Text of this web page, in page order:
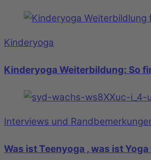
Kinderyoga
Kinderyoga Weiterbildung: So
Interviews und
Was ist Teenyoga , was ist